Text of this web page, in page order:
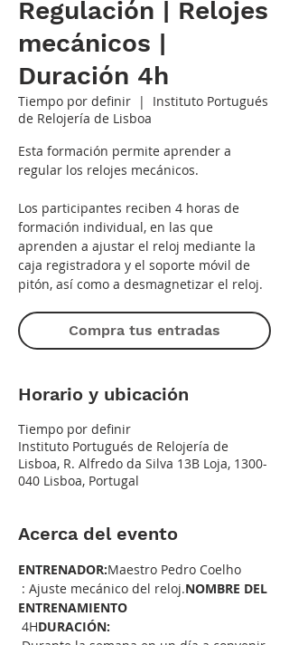
Regulación | Relojes
mecánicos |
Duración 4h
Tiempo por definir
  |
Instituto Portugués
de Relojería de Lisboa
Esta formación permite aprender a
regular los relojes mecánicos.
Los participantes reciben 4 horas de
formación individual, en las que
aprenden a ajustar el reloj mediante la
caja registradora y el soporte móvil de
pitón, así como a desmagnetizar el reloj.
Compra tus entradas
Horario y ubicación
Tiempo por definir
Instituto Portugués de Relojería de
Lisboa, R. Alfredo da Silva 13B Loja, 1300-
040 Lisboa, Portugal
Acerca del evento
ENTRENADOR:Maestro Pedro Coelho
: Ajuste mecánico del reloj.NOMBRE DEL
ENTRENAMIENTO
4HDURACIÓN: